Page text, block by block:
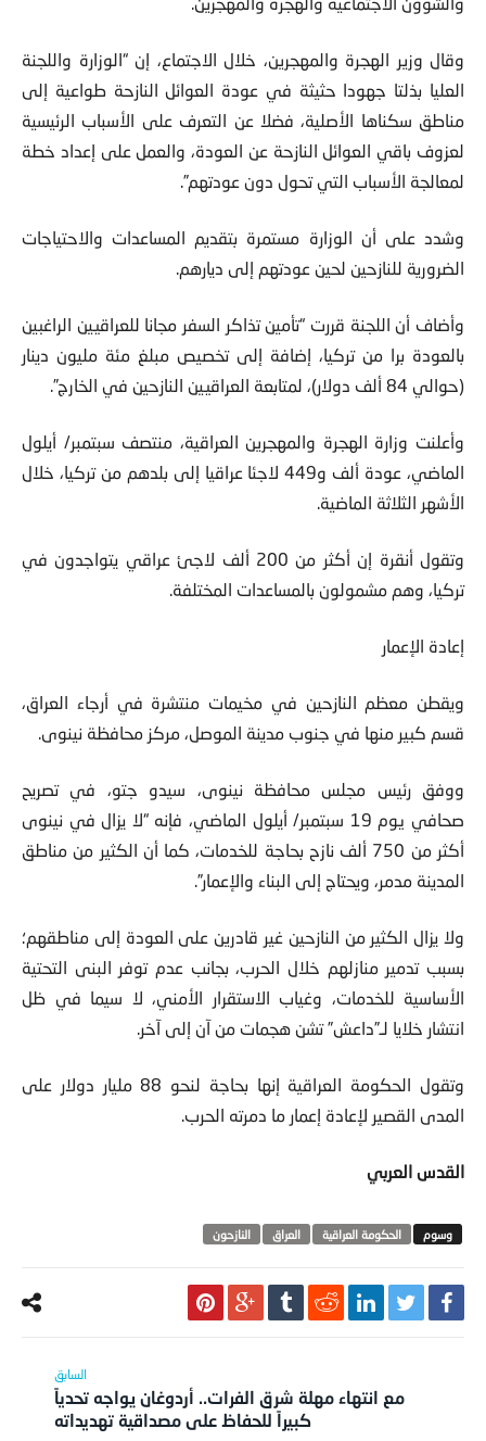
وقال وزير الهجرة والمهجرين، خلال الاجتماع، إن “الوزارة واللجنة
العليا بذلتا جهودا حثيثة في عودة العوائل النازحة طواعية إلى
مناطق سكناها الأصلية، فضلا عن التعرف على الأسباب الرئيسية
لعزوف باقي العوائل النازحة عن العودة، والعمل على إعداد خطة
لمعالجة الأسباب التي تحول دون عودتهم”.
وشدد على أن الوزارة مستمرة بتقديم المساعدات والاحتياجات
الضرورية للنازحين لحين عودتهم إلى ديارهم.
وأضاف أن اللجنة قررت “تأمين تذاكر السفر مجانا للعراقيين الراغبين
بالعودة برا من تركيا، إضافة إلى تخصيص مبلغ مئة مليون دينار
(حوالي 84 ألف دولار)، لمتابعة العراقيين النازحين في الخارج”.
وأعلنت وزارة الهجرة والمهجرين العراقية، منتصف سبتمبر/ أيلول
الماضي، عودة ألف و449 لاجئا عراقيا إلى بلدهم من تركيا، خلال
الأشهر الثلاثة الماضية.
وتقول أنقرة إن أكثر من 200 ألف لاجئ عراقي يتواجدون في
تركيا، وهم مشمولون بالمساعدات المختلفة.
إعادة الإعمار
ويقطن معظم النازحين في مخيمات منتشرة في أرجاء العراق،
قسم كبير منها في جنوب مدينة الموصل، مركز محافظة نينوى.
ووفق رئيس مجلس محافظة نينوى، سيدو جتو، في تصريح
صحافي يوم 19 سبتمبر/ أيلول الماضي، فإنه “لا يزال في نينوى
أكثر من 750 ألف نازح بحاجة للخدمات، كما أن الكثير من مناطق
المدينة مدمر، ويحتاج إلى البناء والإعمار”.
ولا يزال الكثير من النازحين غير قادرين على العودة إلى مناطقهم؛
بسبب تدمير منازلهم خلال الحرب، بجانب عدم توفر البنى التحتية
الأساسية للخدمات، وغياب الاستقرار الأمني، لا سيما في ظل
انتشار خلايا لـ”داعش” تشن هجمات من آن إلى آخر.
وتقول الحكومة العراقية إنها بحاجة لنحو 88 مليار دولار على
المدى القصير لإعادة إعمار ما دمرته الحرب.
القدس العربي
الحكومة العراقية العراق النازحون
مع انتهاء مهلة شرق الفرات.. أردوغان يواجه تحدياً
كبيراً للحفاظ على مصداقية تهديداته